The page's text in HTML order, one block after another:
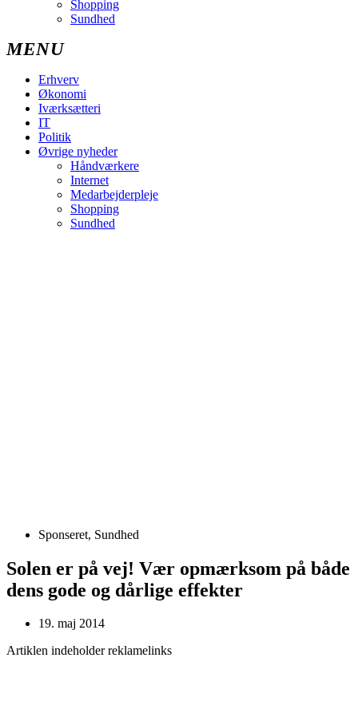
Shopping
Sundhed
Erhverv
Økonomi
Iværksætteri
IT
Politik
Øvrige nyheder
Håndværkere
Internet
Medarbejderpleje
Shopping
Sundhed
Sponseret, Sundhed
Solen er på vej! Vær opmærksom på både
dens gode og dårlige effekter
19. maj 2014
Artiklen indeholder reklamelinks